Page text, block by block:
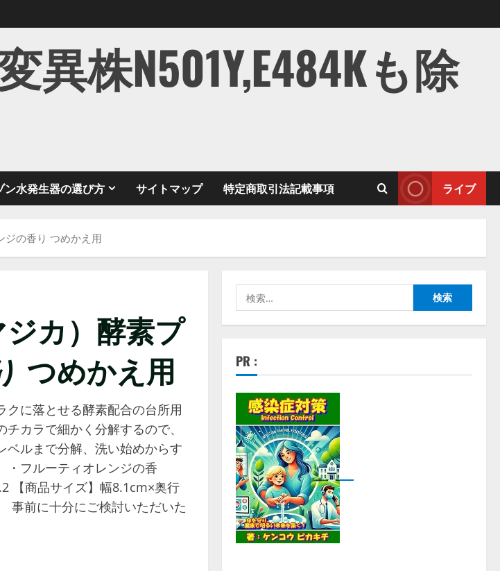
株N501Y,E484Kも除
ン水発生器の選び方 サイトマップ 特定商取引法記載事項 ライブ
ジの香り つめかえ用
ジカ）酵素プ
つめかえ用
に落とせる酵素配合の台所用
カラで細かく分解するので、
ベルまで分解、洗い始めからす
・フルーティオレンジの香
【商品サイズ】幅8.1cm×奥行
事前に十分にご検討いただいた
索:
PR :